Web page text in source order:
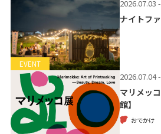
EVENT
2026.07.03
ナイトフ
2026.07.04
マリメッ
館】
おでかけ